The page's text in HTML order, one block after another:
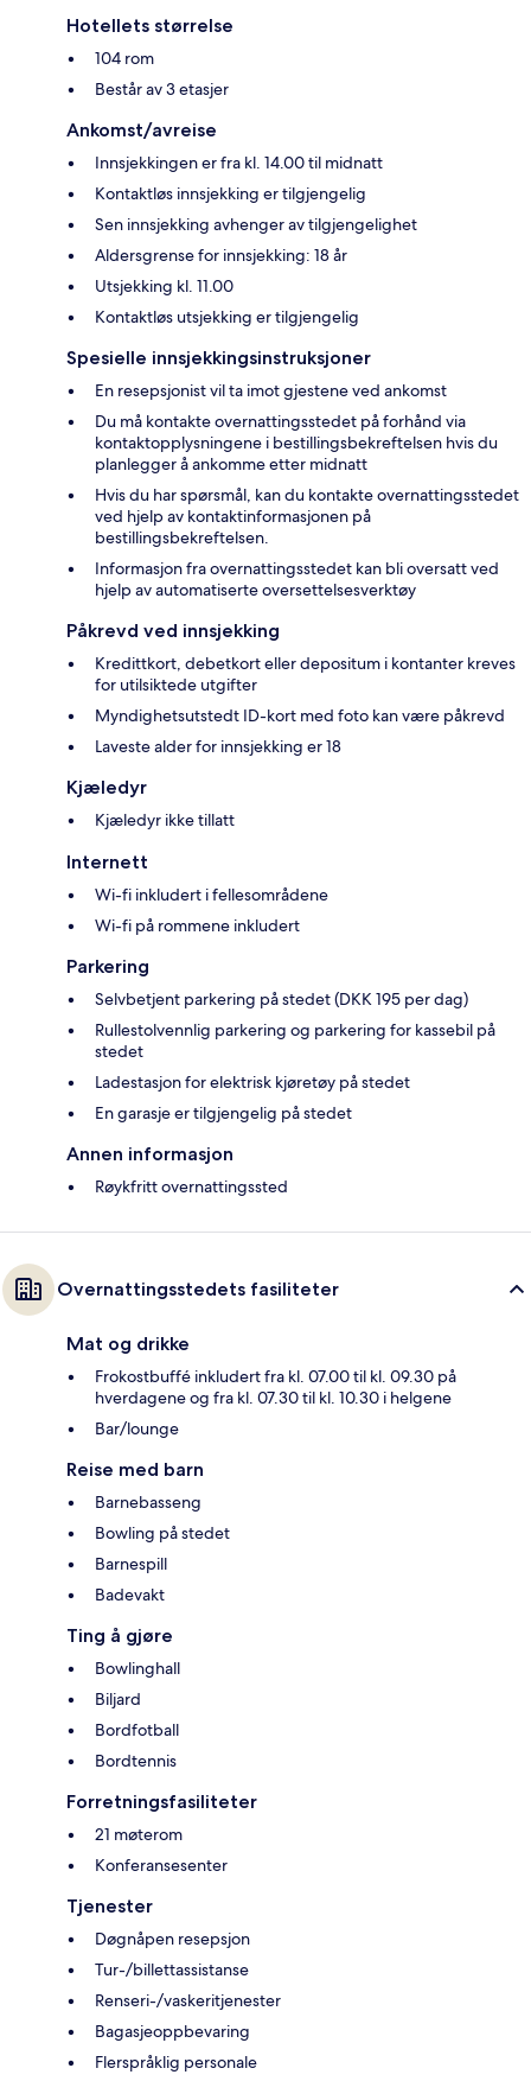
Hotellets størrelse
104 rom
Består av 3 etasjer
Ankomst/avreise
Innsjekkingen er fra kl. 14.00 til midnatt
Kontaktløs innsjekking er tilgjengelig
Sen innsjekking avhenger av tilgjengelighet
Aldersgrense for innsjekking: 18 år
Utsjekking kl. 11.00
Kontaktløs utsjekking er tilgjengelig
Spesielle innsjekkingsinstruksjoner
En resepsjonist vil ta imot gjestene ved ankomst
Du må kontakte overnattingsstedet på forhånd via
kontaktopplysningene i bestillingsbekreftelsen hvis du
planlegger å ankomme etter midnatt
Hvis du har spørsmål, kan du kontakte overnattingsstedet
ved hjelp av kontaktinformasjonen på
bestillingsbekreftelsen.
Informasjon fra overnattingsstedet kan bli oversatt ved
hjelp av automatiserte oversettelsesverktøy
Påkrevd ved innsjekking
Kredittkort, debetkort eller depositum i kontanter kreves
for utilsiktede utgifter
Myndighetsutstedt ID-kort med foto kan være påkrevd
Laveste alder for innsjekking er 18
Kjæledyr
Kjæledyr ikke tillatt
Internett
Wi-fi inkludert i fellesområdene
Wi-fi på rommene inkludert
Parkering
Selvbetjent parkering på stedet (DKK 195 per dag)
Rullestolvennlig parkering og parkering for kassebil på
stedet
Ladestasjon for elektrisk kjøretøy på stedet
En garasje er tilgjengelig på stedet
Annen informasjon
Røykfritt overnattingssted
Overnattingsstedets fasiliteter
Mat og drikke
Frokostbuffé inkludert fra kl. 07.00 til kl. 09.30 på
hverdagene og fra kl. 07.30 til kl. 10.30 i helgene
Bar/lounge
Reise med barn
Barnebasseng
Bowling på stedet
Barnespill
Badevakt
Ting å gjøre
Bowlinghall
Biljard
Bordfotball
Bordtennis
Forretningsfasiliteter
21 møterom
Konferansesenter
Tjenester
Døgnåpen resepsjon
Tur-/billettassistanse
Renseri-/vaskeritjenester
Bagasjeoppbevaring
Flerspråklig personale